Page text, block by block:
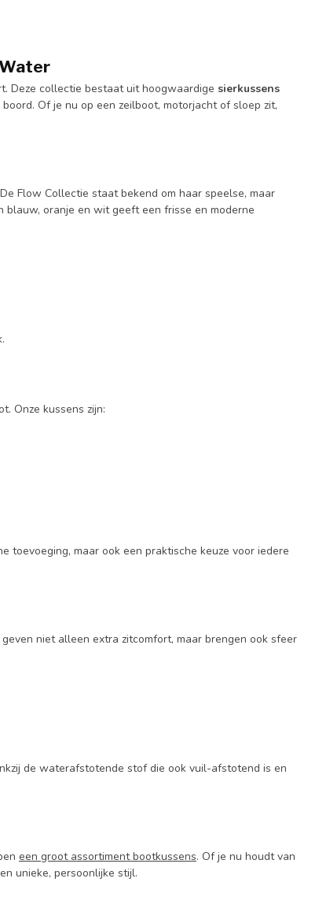
Deze collectie bestaat uit hoogwaardige sierkussens
Of je nu op een zeilboot, motorjacht of sloep zit,
Flow Collectie staat bekend om haar speelse, maar
blauw, oranje en wit geeft een frisse en moderne
Onze kussens zijn:
toevoeging, maar ook een praktische keuze voor iedere
geven niet alleen extra zitcomfort, maar brengen ook sfeer
de waterafstotende stof die ook vuil-afstotend is en
een groot assortiment bootkussens. Of je nu houdt van
unieke, persoonlijke stijl.